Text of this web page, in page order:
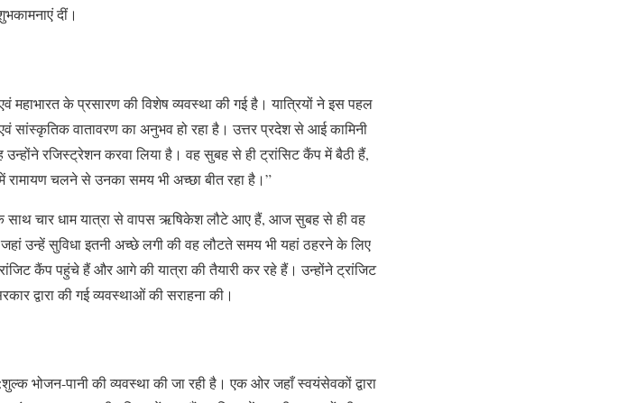
दीं।
के प्रसारण की विशेष व्यवस्था की गई है। यात्रियों ने इस पहल
सांस्कृतिक वातावरण का अनुभव हो रहा है। उत्तर प्रदेश से आई कामिनी
रजिस्ट्रेशन करवा लिया है। वह सुबह से ही ट्रांसिट कैंप में बैठी हैं,
में रामायण चलने से उनका समय भी अच्छा बीत रहा है।”
चार धाम यात्रा से वापस ऋषिकेश लौटे आए हैं, आज सुबह से ही वह
उन्हें सुविधा इतनी अच्छे लगी की वह लौटते समय भी यहां ठहरने के लिए
कैंप पहुंचे हैं और आगे की यात्रा की तैयारी कर रहे हैं। उन्होंने ट्रांजिट
द्वारा की गई व्यवस्थाओं की सराहना की।
भोजन-पानी की व्यवस्था की जा रही है। एक ओर जहाँ स्वयंसेवकों द्वारा